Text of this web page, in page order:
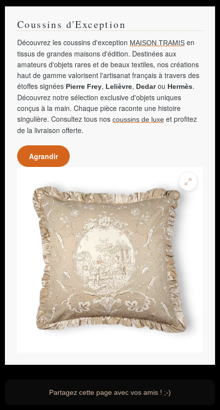
Coussins d'Exception
Découvrez les coussins d'exception MAISON TRAMIS en
tissus de grandes maisons d'édition. Destinées aux
amateurs d'objets rares et de beaux textiles, nos créations
haut de gamme valorisent l'artisanat français à travers des
étoffes signées Pierre Frey, Lelièvre, Dedarou Hermès.
Découvrez notre sélection exclusive d'objets uniques
conçus à la main. Chaque pièce raconte une histoire
singulière. Consultez tous nos coussins de luxe et profitez
de la livraison offerte.
Agrandir
Partagez cette page avec vos amis ! ;-)